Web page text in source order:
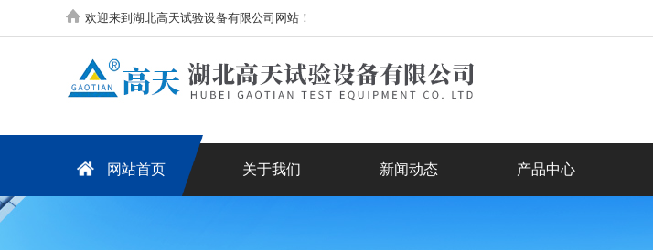
欢迎来到湖北高天试验设备有限公司网站！
网站首页 关于我们 新闻动态 产品中心